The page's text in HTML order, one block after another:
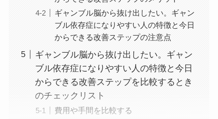
ギャンブル脳から抜け出したい。ギャン
ブル依存症になりやすい人の特徴と今日
からできる改善ステップの注意点
ギャンブル脳から抜け出したい。ギャン
ブル依存症になりやすい人の特徴と今日
からできる改善ステップを比較するとき
のチェックリスト
費用や手間を比較する